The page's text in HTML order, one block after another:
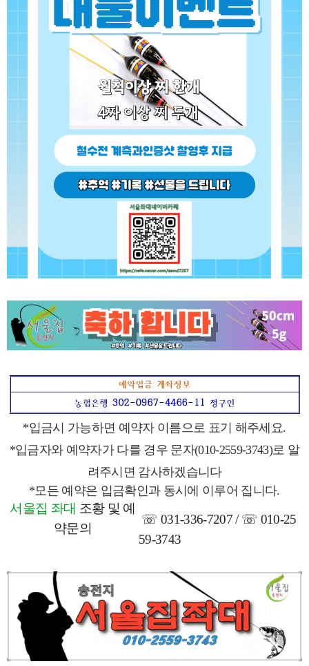
*입금시 가능하면 예약자 이름으로 표기 해주세요.
*입금자와 예약자가 다를 경우 문자(010-2559-3743)로 알
려주시면 감사하겠습니다
*모든 예약은 입금확인과 동시에 이루어 집니다.
서울집 좌대 조황 및 예
약문의
☏ 031-336-7207 / ☏ 010-25
59-3743